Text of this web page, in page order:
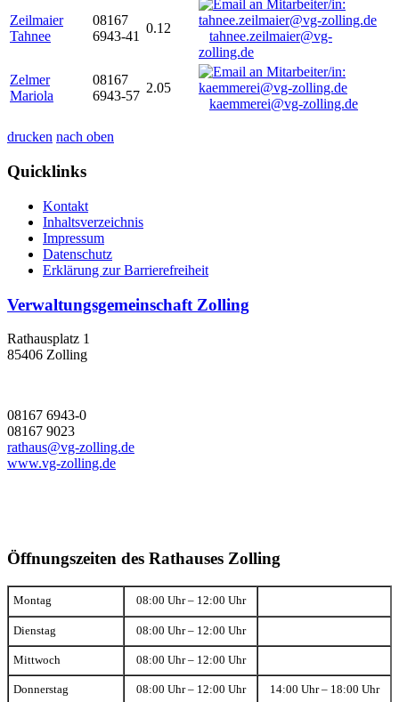
Zeilmaier
Tahnee
08167
6943-41
0.12
tahnee.zeilmaier@vg-
zolling.de
Zelmer
Mariola
08167
6943-57
2.05
kaemmerei@vg-zolling.de
drucken nach oben
Quicklinks
Kontakt
Inhaltsverzeichnis
Impressum
Datenschutz
Erklärung zur Barrierefreiheit
Verwaltungsgemeinschaft Zolling
Rathausplatz 1
85406 Zolling
08167 6943-0
08167 9023
rathaus@vg-zolling.de
www.vg-zolling.de
Öffnungszeiten des Rathauses Zolling
Montag 08:00 Uhr – 12:00 Uhr
Dienstag 08:00 Uhr – 12:00 Uhr
Mittwoch 08:00 Uhr – 12:00 Uhr
Donnerstag 08:00 Uhr – 12:00 Uhr 14:00 Uhr – 18:00 Uhr